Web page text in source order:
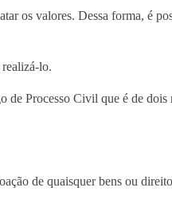
os valores. Dessa forma, é
lo.
de Processo Civil que é de dois
de quaisquer bens ou